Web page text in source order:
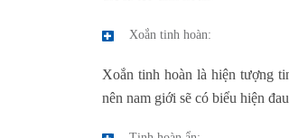
Xoắn tinh hoàn:
Xoắn tinh hoàn là hiện tượng
nên nam giới sẽ có biểu hiện